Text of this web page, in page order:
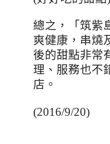
總之，「筑紫
爽健康，串燒
後的甜點非常
理、服務也不
店。
(2016/9/20)